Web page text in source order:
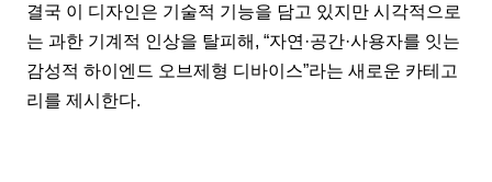
결국 이 디자인은 기술적 기능을 담고 있지만 시각적으로
는 과한 기계적 인상을 탈피해, “자연·공간·사용자를 잇는
감성적 하이엔드 오브제형 디바이스”라는 새로운 카테고
리를 제시한다.